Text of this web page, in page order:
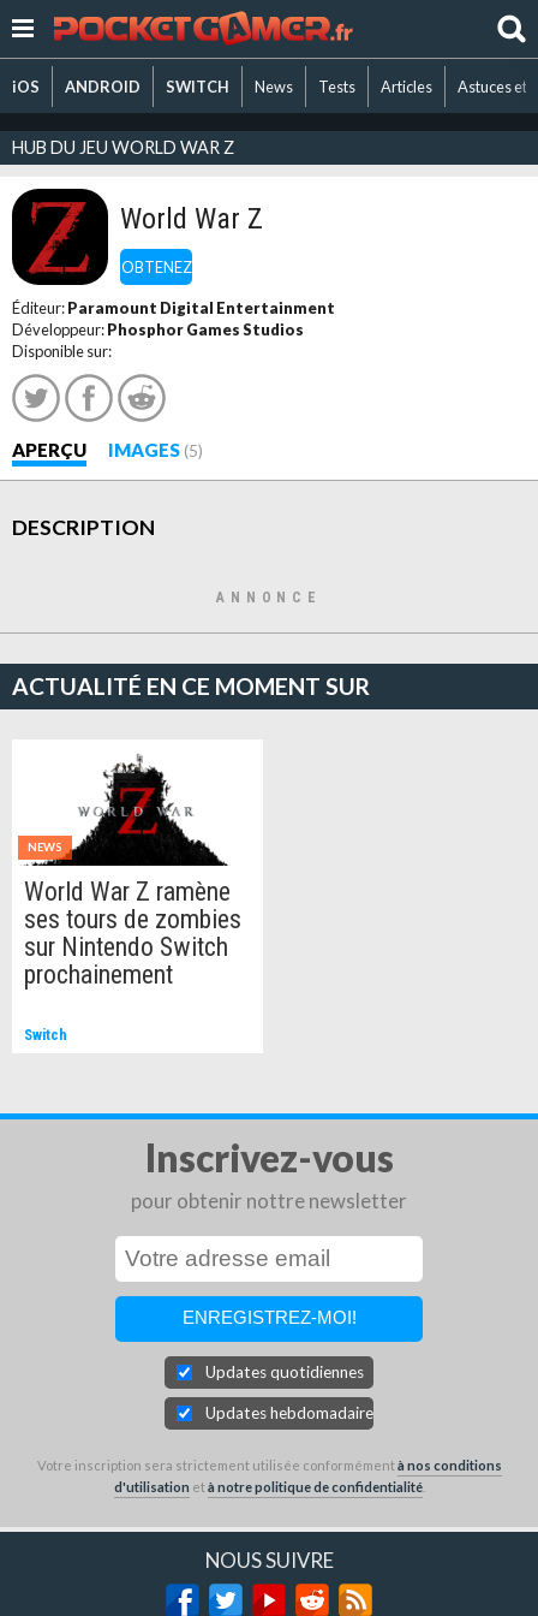
iOS ANDROID SWITCH News Tests Articles Astuces et
HUB DU JEU WORLD WAR Z
OBTENEZ
World War Z
Éditeur:Paramount Digital Entertainment
Développeur:Phosphor Games Studios
Disponible sur:
APERÇU IMAGES (5)
DESCRIPTION
ANNONCE
ACTUALITÉ EN CE MOMENT SUR
NEWS
World War Z ramène
ses tours de zombies
sur Nintendo Switch
prochainement
Switch
Inscrivez-vous
pour obtenir nottre newsletter
Updates quotidiennes
Updates hebdomadaires
Votre inscription sera strictement utilisée conformémentà nos conditions
d'utilisation età notre politique de confidentialité.
NOUS SUIVRE